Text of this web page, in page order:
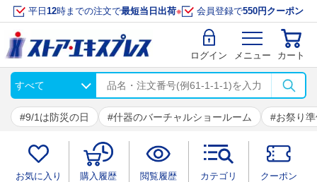
平日 12時までの注文で最短当日出荷※ 会員登録で550円クーポン
ログイン メニュー カート
9/1は防災の日 什器のバーチャルショールーム お祭り
お気に入り 購入履歴 閲覧履歴 カテゴリ クーポン